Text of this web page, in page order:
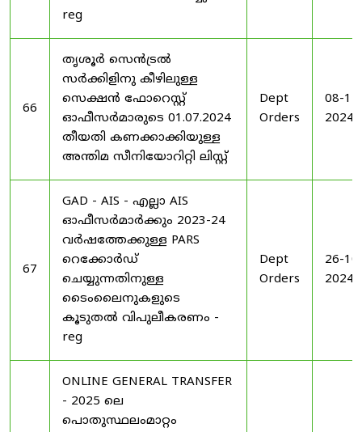
reg
66
തൃശൂർ സെൻട്രൽ
സർക്കിളിനു കീഴിലുള്ള
സെക്ഷൻ ഫോറെസ്റ്റ്
ഓഫീസർമാരുടെ 01.07.2024
തീയതി കണക്കാക്കിയുള്ള
അന്തിമ സീനിയോറിറ്റി ലിസ്റ്റ്
Dept
Orders
08-
2024
67
GAD - AIS - എല്ലാ AIS
ഓഫീസർമാർക്കും 2023-24
വർഷത്തേക്കുള്ള PARS
റെക്കോർഡ്
ചെയ്യുന്നതിനുള്ള
ടൈംലൈനുകളുടെ
കൂടുതൽ വിപുലീകരണം -
reg
Dept
Orders
26-
2024
ONLINE GENERAL TRANSFER
- 2025 ലെ
പൊതുസ്ഥലംമാറ്റം